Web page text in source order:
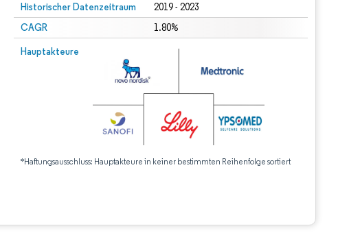
Historischer Datenzeitraum 2019 - 2023
CAGR 1.80%
Hauptakteure
*Haftungsausschluss: Hauptakteure in keiner bestimmten Reihenfolge sortiert